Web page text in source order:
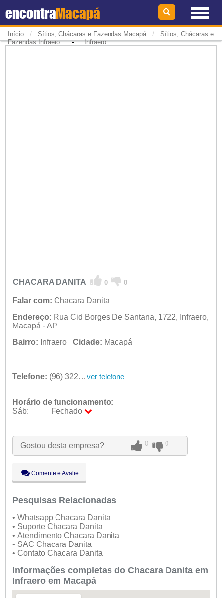
encontraMacapá
Início / Sítios, Chácaras e Fazendas Macapá / Sítios, Chácaras e
Fazendas Infraero-Infraero
CHACARA DANITA 0 0
Falar com: Chacara Danita
Endereço: Rua Cid Borges De Santana, 1722, Infraero,
Macapá - AP
Bairro: Infraero Cidade: Macapá
Telefone: (96) 3225-1450 ver telefone
Horário de funcionamento:
Sáb:
Fechado
Ter:
09:00 - 18:00
Qua:
09:00 - 18:00
Sex:
09:00 - 18:00
Sáb:
Fechado
Dom:
Fechado
Gostou desta empresa? 0 0
Comente e Avalie
Pesquisas Relacionadas
• Whatsapp Chacara Danita
• Suporte Chacara Danita
• Atendimento Chacara Danita
• SAC Chacara Danita
• Contato Chacara Danita
Informações completas do Chacara Danita em
Infraero em Macapá